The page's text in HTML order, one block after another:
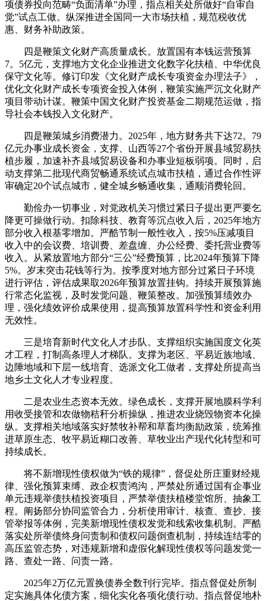
项债券投向范畴“负面清单”办理，指点相关处所做好“自审自
觉”试点工做。纵深推进全国同一大市场扶植，规范税收优
惠、财务补助政策。
四是鞭策文化财产高质量成长。放置国有本钱运营预算
7。5亿元，支撑地方文化企业推进文化数字化扶植、中华优良
保守文化等。修订印发《文化财产成长专项资金办理法子》，
优化文化财产成长专项资金投入体例，鞭策实施严沉文化财产
项目带动计谋。鞭策中国文化财产投资基金二期规范运做，指
导社会本钱投入文化财产。
四是鞭策城乡消费潜力。2025年，地方财务共下达72。79
亿元办事业成长资金，支撑、山西等27个省份开展县域贸易扶
植步履，加速补齐县域贸易设备和办事业短板弱项。同时，启
动支撑第二批现代商贸畅通系统试点城市扶植，通过合作性评
审确定20个试点城市，健全城乡畅通收集，通顺消费轮回。
勤俭办一切事业，对党政机关习惯过紧日子提出更严要乞
降更可操做行动。扣除科技、教育等沉点收入后，2025年地方
部分收入根基零增加。严酷节制一般性收入，按5%压减项目
收入中的会议费、培训费、差盘缠、办公经费、委托营业费等
收入。从紧放置地方部分“三公”经费预算，比2024年预算下降
5%。岁末突击花钱等行为。按季度对地方部分过紧日子环境
进行评估，评估成果取2026年预算放置挂钩。持续开展预算施
行常态化监视，及时发觉问题、鞭策整改。加强预算绩效办
理，强化绩效评价成果使用，提高预算放置科学性和资金利用
无效性。
三是培育新时代文化人才步队。支撑组织实施国度文化英
才工程，打制高条理人才梯队。支撑为老区、平易近族地域、
边陲地域和下层一线培育、选派文化工做者，支撑处所提高当
地乡土文化人才专业程度。
二是农业生态资本无效。绿色成长，支撑开展地膜科学利
用收受接管和农做物秸秆分析操纵，推进农业烧毁物资本化操
纵。支撑相关地域落实好禁牧补帮和草畜均衡励政策，统筹推
进草原生态、牧平易近糊口改善、草牧业出产现代化转型和可
持续成长。
将不新增现性债权做为“铁的规律”，督促处所庄重财经规
律、强化预算束缚、政企权责鸿沟，严禁处所通过国有企事业
单元违规举债扶植投资项目，严禁举债扶植楼堂馆所、抽象工
程。阐扬部分协同监管合力，分析使用审计、核查、查抄、接
管举报等体例，完美新增现性债权发觉和线索收集机制。严酷
落实处所举债终身问责制和债权问题倒查机制，持续连结零的
高压监管态势，对违规新增和虚假化解现性债权等问题发觉一
路、查处一路、问责一路。
2025年2万亿元置换债券全数刊行完毕。指点督促处所制
定实施具体化债方案，细化实化各项化债行动。指点督促地朴